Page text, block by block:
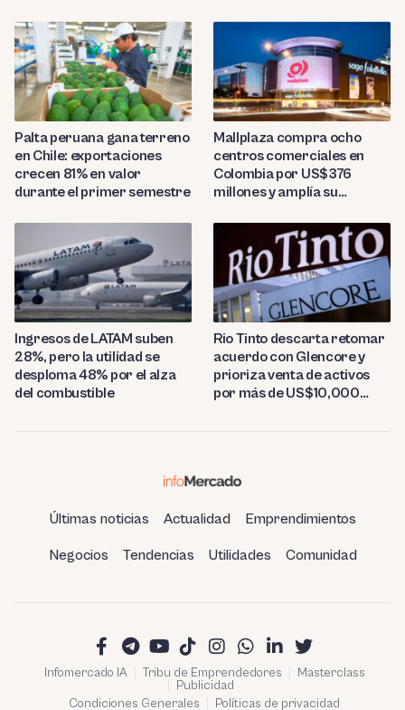
Palta peruana gana terreno
en Chile: exportaciones
crecen 81% en valor
durante el primer semestre
Mallplaza compra ocho
centros comerciales en
Colombia por US$376
millones y amplía su
Ingresos de LATAM suben
28%, pero la utilidad se
desploma 48% por el alza
del combustible
Rio Tinto descarta retomar
acuerdo con Glencore y
prioriza venta de activos
por más de US$10,000
Últimas noticias Actualidad Emprendimientos
Negocios Tendencias Utilidades Comunidad
Infomercado IA Tribu de Emprendedores
Masterclass
Publicidad
Condiciones Generales
Políticas de privacidad